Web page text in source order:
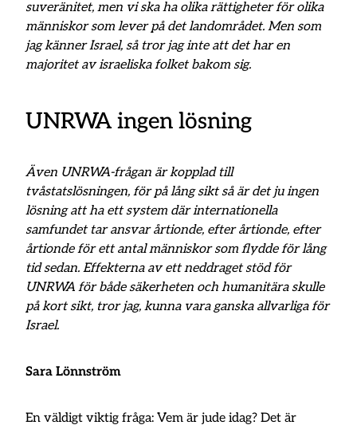
suveränitet, men vi ska ha olika rättigheter för olika
människor som lever på det landområdet. Men som
jag känner Israel, så tror jag inte att det har en
majoritet av israeliska folket bakom sig.
UNRWA ingen lösning
Även UNRWA-frågan är kopplad till
tvåstatslösningen, för på lång sikt så är det ju ingen
lösning att ha ett system där internationella
samfundet tar ansvar årtionde, efter årtionde, efter
årtionde för ett antal människor som flydde för lång
tid sedan. Effekterna av ett neddraget stöd för
UNRWA för både säkerheten och humanitära skulle
på kort sikt, tror jag, kunna vara ganska allvarliga för
Israel.
Sara Lönnström
En väldigt viktig fråga: Vem är jude idag? Det är